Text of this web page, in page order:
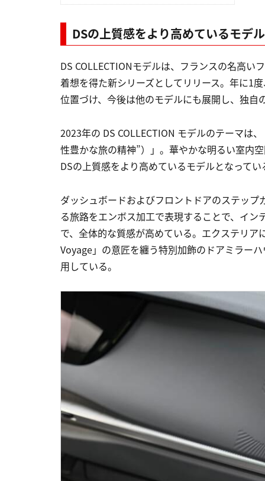
DSの上質感をより高めているモデル
DS COLLECTIONモデルは、フランスの名高
着想を得た新シリーズとしてリリース。年に1
位置づけ、今後は他のモデルにも展開し、独
2023年の DS COLLECTION モデルのテーマは
性豊かな旅の精神”）」。華やかな明るい室内
DSの上質感をより高めているモデルとなってい
ダッシュボードおよびフロントドアのステッ
る旅路をエンボス加工で表現することで、イ
で、全体的な質感が高めている。エクステリ
Voyage」の意匠を纏う特別加飾のドアミラー
用している。